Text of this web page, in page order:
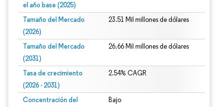
el año base (2025)
Tamaño del Mercado
(2026)
23.51 Mil millones de dólares
Tamaño del Mercado
(2031)
26.66 Mil millones de dólares
Tasa de crecimiento
(2026 - 2031)
2.54% CAGR
Concentración del
Bajo